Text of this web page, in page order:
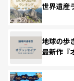
世界遺産
地球の歩
最新作『